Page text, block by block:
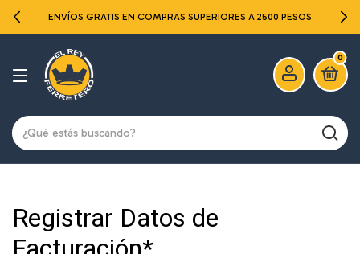
ENVÍOS GRATIS EN COMPRAS SUPERIORES A 2500 PESOS
0